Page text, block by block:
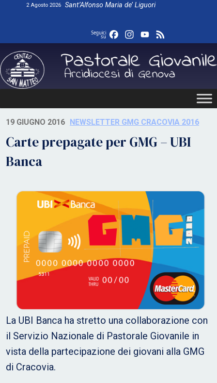
2 Agosto 2026 Sant’Alfonso Maria de’ Liguori
Seguici
su FacebookInstagram
YouTube
19 GIUGNO 2016 NEWSLETTER GMG CRACOVIA 2016
Carte prepagate per GMG – UBI
Banca
La UBI Banca ha stretto una collaborazione con
il Servizio Nazionale di Pastorale Giovanile in
vista della partecipazione dei giovani alla GMG
di Cracovia.